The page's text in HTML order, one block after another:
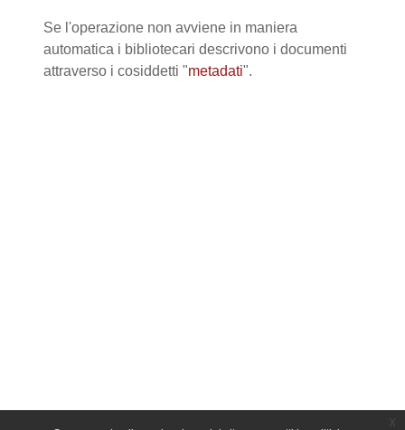
Se l'operazione non avviene in maniera
automatica i bibliotecari descrivono i documenti
attraverso i cosiddetti "metadati".